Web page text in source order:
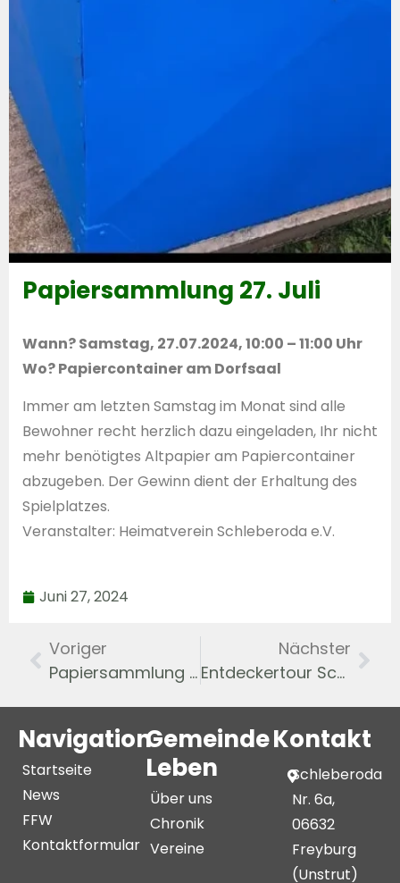
Papiersammlung 27. Juli
Wann? Samstag, 27.07.2024, 10:00 – 11:00 Uhr
Wo? Papiercontainer am Dorfsaal
Immer am letzten Samstag im Monat sind alle
Bewohner recht herzlich dazu eingeladen, Ihr nicht
mehr benötigtes Altpapier am Papiercontainer
abzugeben. Der Gewinn dient der Erhaltung des
Spielplatzes.
Veranstalter: Heimatverein Schleberoda e.V.
Juni 27, 2024
Voriger
Papiersammlung 29. Juni
Nächster
Entdeckertour Schleberoda – Schmetterlinge und Vögel
Navigation
Startseite
News
FFW
Kontaktformular
Gemeinde
Leben
Über uns
Chronik
Vereine
Kontakt
Schleberoda
Nr. 6a,
06632
Freyburg
(Unstrut)